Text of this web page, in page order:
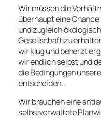
Wir müssen die
überhaupt eine
und zugleich
Gesellschaft zu
wir klug und beherzt
wir endlich selbst und
die Bedingungen
entscheiden.
Wir brauchen eine
selbstverwaltete